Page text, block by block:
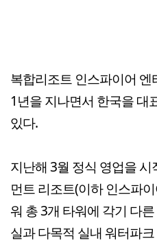
복합리조트 인스파이어
1년을 지나면서 한국을 대
있다.
지난해 3월 정식 영업을
먼트 리조트(이하 인스파
워 총 3개 타워에 각기 다
실과 다목적 실내 워터파